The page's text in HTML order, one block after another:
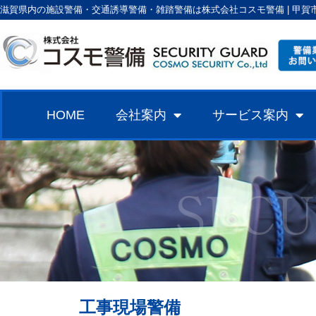
滋賀県内の施設警備・交通誘導警備・雑踏警備は株式会社コスモ警備 | 甲賀
HOME 会社案内 サービス案内
工事現場警備